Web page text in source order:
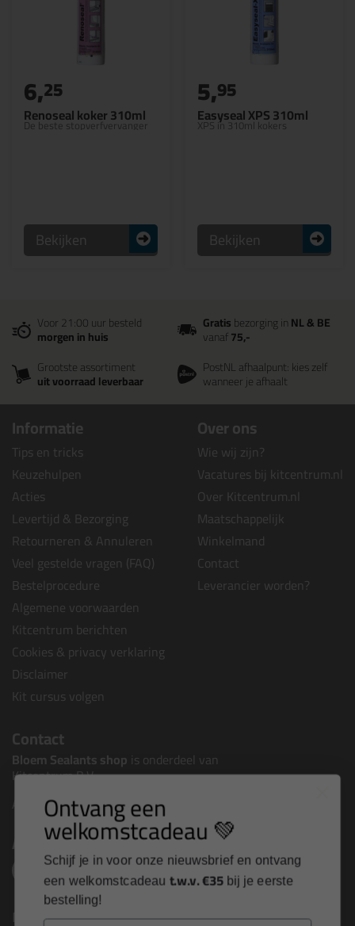
Renoseal koker 310ml
De beste stopverfvervanger
6,25
Bekijken
Easyseal XPS 310ml
XPS in 310ml kokers
5,95
Bekijken
Voor 21:00 uur besteld
morgen in huis
Gratisbezorging inNL & BE
vanaf75,-
Grootste assortiment
uit voorraad leverbaar
PostNL afhaalpunt: kies zelf
wanneer je afhaalt
Informatie
Tips en tricks
Keuzehulpen
Acties
Levertijd & Bezorging
Retourneren & Annuleren
Veel gestelde vragen (FAQ)
Bestelprocedure
Algemene voorwaarden
Kitcentrum berichten
Cookies & privacy verklaring
Disclaimer
Kit cursus volgen
Over ons
Wie wij zijn?
Vacatures bij kitcentrum.nl
Over Kitcentrum.nl
Maatschappelijk
Winkelmand
Contact
Leverancier worden?
Contact
Bloem Sealants shop is onderdeel van
Kitcentrum B.V.
Alle contactgegevens >
Altijd op de hoogte blijven?
Nieuws, tips en exclusieve deals rechtstreeks in je
Ontvang een
welkomstcadeau 💚
Schijf je in voor onze nieuwsbrief en ontvang
een welkomstcadeau t.w.v. €35 bij je eerste
bestelling!